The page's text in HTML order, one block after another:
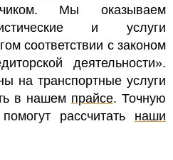
Мы оказываем
и услуги
соответствии с законом
деятельности».
на транспортные услуги
в нашем прайсе. Точную
рассчитать наши